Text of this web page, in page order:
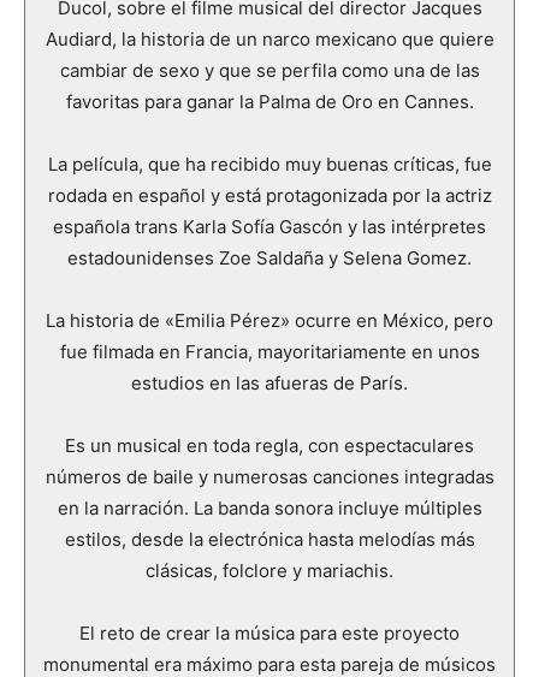
Ducol, sobre el filme musical del director Jacques
Audiard, la historia de un narco mexicano que quiere
cambiar de sexo y que se perfila como una de las
favoritas para ganar la Palma de Oro en Cannes.
La película, que ha recibido muy buenas críticas, fue
rodada en español y está protagonizada por la actriz
española trans Karla Sofía Gascón y las intérpretes
estadounidenses Zoe Saldaña y Selena Gomez.
La historia de «Emilia Pérez» ocurre en México, pero
fue filmada en Francia, mayoritariamente en unos
estudios en las afueras de París.
Es un musical en toda regla, con espectaculares
números de baile y numerosas canciones integradas
en la narración. La banda sonora incluye múltiples
estilos, desde la electrónica hasta melodías más
clásicas, folclore y mariachis.
El reto de crear la música para este proyecto
monumental era máximo para esta pareja de músicos